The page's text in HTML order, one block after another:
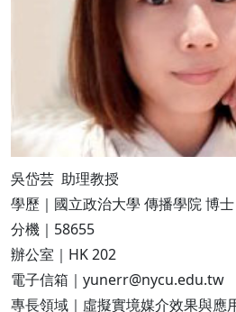
吳岱芸 助理教授
學歷｜國立政治大學 傳播學院 博士
分機｜58655
辦公室｜HK 202
電子信箱｜yunerr@nycu.edu.tw
專長領域｜虛擬實境媒介效果與應